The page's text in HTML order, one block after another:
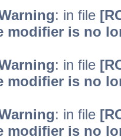
: in file
modifier is no
: in file
modifier is no
: in file
modifier is no